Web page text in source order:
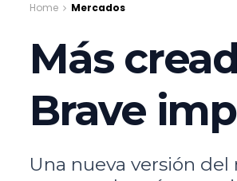
Home Mercados
Más
Brave
Una nueva versión